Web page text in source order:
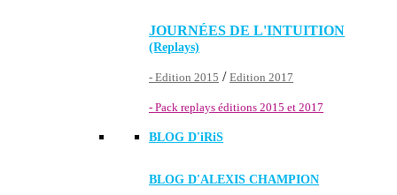
JOURNÉES DE L'INTUITION
(Replays)
- Edition 2015 / Edition 2017
- Pack replays éditions 2015 et 2017
BLOG D'iRiS
BLOG D'ALEXIS CHAMPION